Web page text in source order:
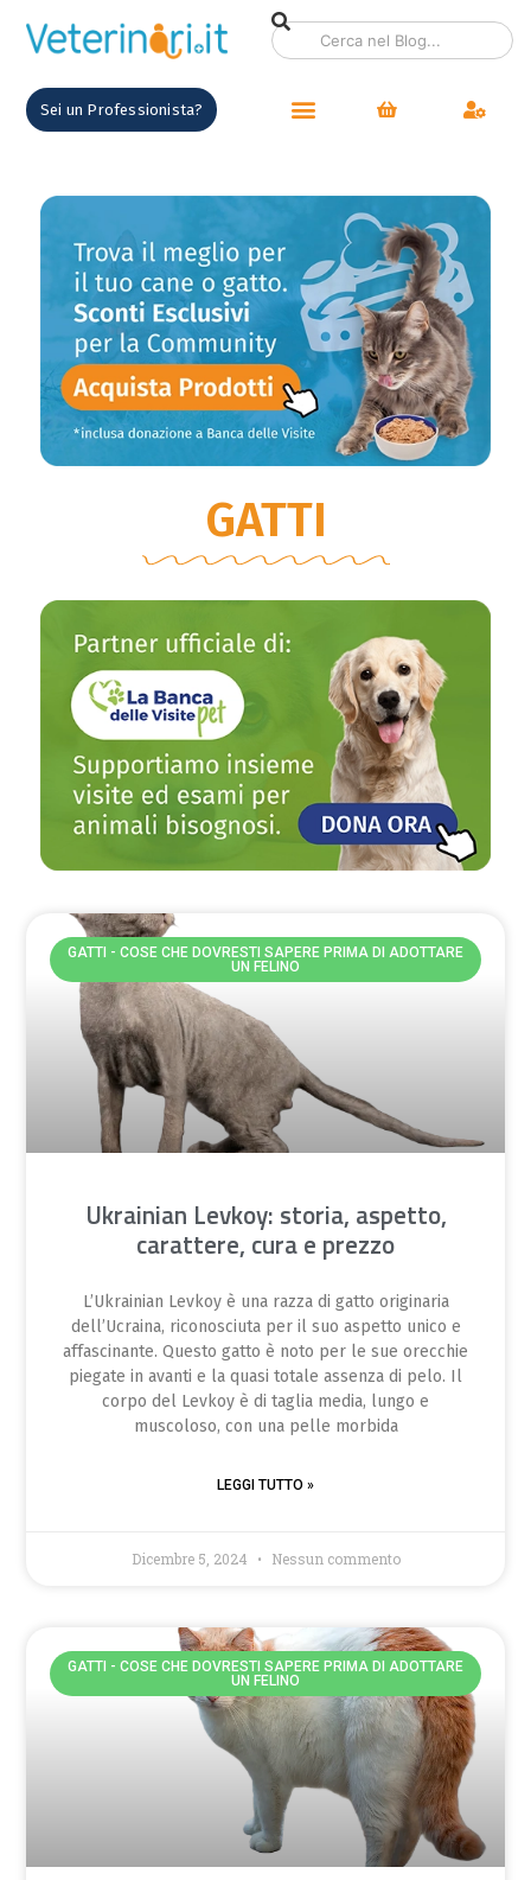
Sei un Professionista?
GATTI
GATTI - COSE CHE DOVRESTI SAPERE PRIMA DI ADOTTARE
UN FELINO
Ukrainian Levkoy: storia, aspetto,
carattere, cura e prezzo
L’Ukrainian Levkoy è una razza di gatto originaria
dell’Ucraina, riconosciuta per il suo aspetto unico e
affascinante. Questo gatto è noto per le sue orecchie
piegate in avanti e la quasi totale assenza di pelo. Il
corpo del Levkoy è di taglia media, lungo e
muscoloso, con una pelle morbida
LEGGI TUTTO »
Dicembre 5, 2024 Nessun commento
GATTI - COSE CHE DOVRESTI SAPERE PRIMA DI ADOTTARE
UN FELINO